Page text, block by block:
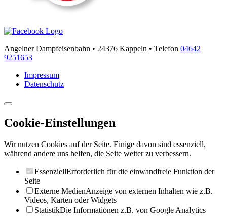
Angelner Dampfeisenbahn • 24376 Kappeln • Telefon 04642
9251653
Impressum
Datenschutz
Cookie-Einstellungen
Wir nutzen Cookies auf der Seite. Einige davon sind essenziell,
während andere uns helfen, die Seite weiter zu verbessern.
EssenziellErforderlich für die einwandfreie Funktion der
Seite
Externe MedienAnzeige von externen Inhalten wie z.B.
Videos, Karten oder Widgets
StatistikDie Informationen z.B. von Google Analytics